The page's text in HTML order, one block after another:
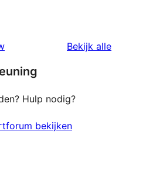
Bekijk alle
Hulp nodig?
bekijken